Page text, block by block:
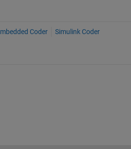
Coder Simulink Coder